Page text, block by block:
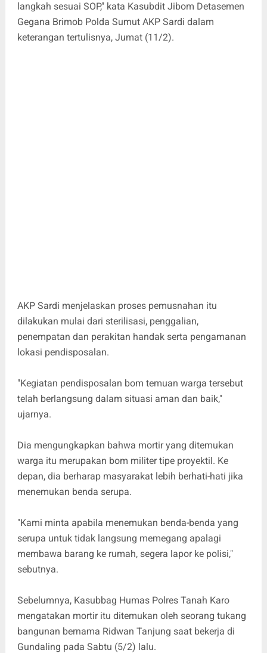
langkah sesuai SOP," kata Kasubdit Jibom Detasemen
Gegana Brimob Polda Sumut AKP Sardi dalam
keterangan tertulisnya, Jumat (11/2).
AKP Sardi menjelaskan proses pemusnahan itu
dilakukan mulai dari sterilisasi, penggalian,
penempatan dan perakitan handak serta pengamanan
lokasi pendisposalan.
"Kegiatan pendisposalan bom temuan warga tersebut
telah berlangsung dalam situasi aman dan baik,"
ujarnya.
Dia mengungkapkan bahwa mortir yang ditemukan
warga itu merupakan bom militer tipe proyektil. Ke
depan, dia berharap masyarakat lebih berhati-hati jika
menemukan benda serupa.
"Kami minta apabila menemukan benda-benda yang
serupa untuk tidak langsung memegang apalagi
membawa barang ke rumah, segera lapor ke polisi,"
sebutnya.
Sebelumnya, Kasubbag Humas Polres Tanah Karo
mengatakan mortir itu ditemukan oleh seorang tukang
bangunan bernama Ridwan Tanjung saat bekerja di
Gundaling pada Sabtu (5/2) lalu.